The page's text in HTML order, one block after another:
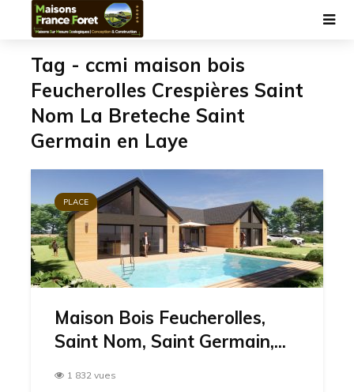
Tag - ccmi maison bois
Feucherolles Crespières Saint
Nom La Breteche Saint
Germain en Laye
PLACE
Maison Bois Feucherolles,
Saint Nom, Saint Germain,...
1 832 vues